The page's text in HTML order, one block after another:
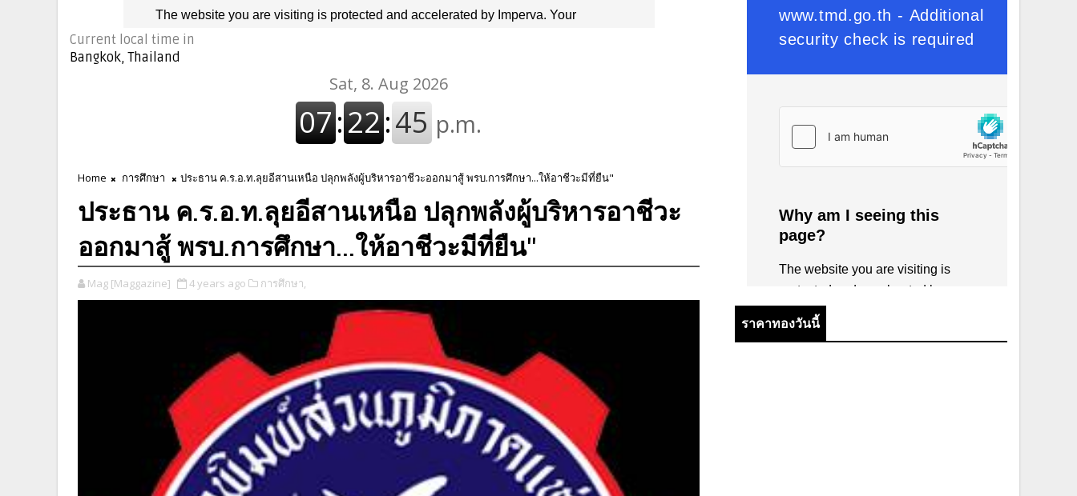
Current local time in
Bangkok, Thailand
Home การศึกษา ประธาน ค.ร.อ.ท.ลุยอีสานเหนือ ปลุกพลังผู้บริหารอาชีวะออกมาสู้ พรบ.การศึกษา...ให้อาชีวะมีที่ยืน"
ประธาน ค.ร.อ.ท.ลุยอีสานเหนือ ปลุกพลังผู้บริหารอาชีวะ
ออกมาสู้ พรบ.การศึกษา...ให้อาชีวะมีที่ยืน"
Mag [Maggazine] 4 years ago การศึกษา,
ราคาทองวันนี้